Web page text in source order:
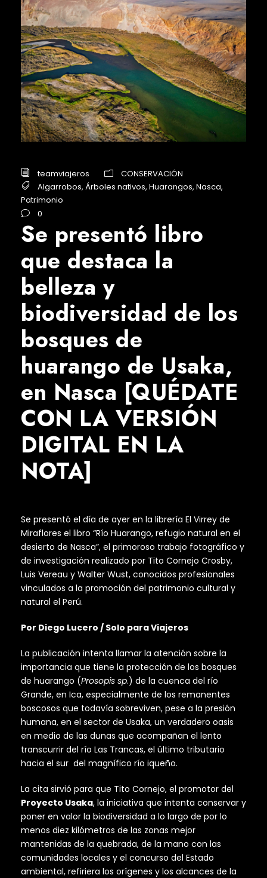
teamviajeros
CONSERVACIÓN
Algarrobos, Árboles nativos, Huarangos, Nasca,
Patrimonio
0
Se presentó libro
que destaca la
belleza y
biodiversidad de los
bosques de
huarango de Usaka,
en Nasca [QUÉDATE
CON LA VERSIÓN
DIGITAL EN LA
NOTA]
Se presentó el día de ayer en la librería El Virrey de
Miraflores el libro “Río Huarango, refugio natural en el
desierto de Nasca”, el primoroso trabajo fotográfico y
de investigación realizado por Tito Cornejo Crosby,
Luis Vereau y Walter Wust, conocidos profesionales
vinculados a la promoción del patrimonio cultural y
natural el Perú.
Por Diego Lucero / Solo para Viajeros
La publicación intenta llamar la atención sobre la
importancia que tiene la protección de los bosques
de huarango (Prosopis sp.) de la cuenca del río
Grande, en Ica, especialmente de los remanentes
boscosos que todavía sobreviven, pese a la presión
humana, en el sector de Usaka, un verdadero oasis
en medio de las dunas que acompañan el lento
transcurrir del río Las Trancas, el último tributario
hacia el sur del magnífico río iqueño.
La cita sirvió para que Tito Cornejo, el promotor del
Proyecto Usaka, la iniciativa que intenta conservar y
poner en valor la biodiversidad a lo largo de por lo
menos diez kilómetros de las zonas mejor
mantenidas de la quebrada, de la mano con las
comunidades locales y el concurso del Estado
ambiental, refiriera los orígenes y los alcances de la